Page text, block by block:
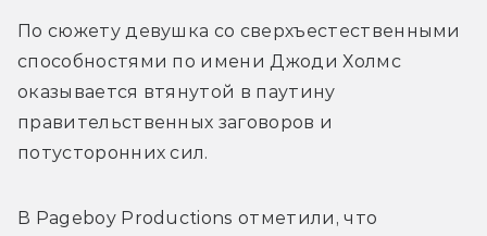
По сюжету девушка со сверхъестественными
способностями по имени Джоди Холмс
оказывается втянутой в паутину
правительственных заговоров и
потусторонних сил.
В Pageboy Productions отметили, что